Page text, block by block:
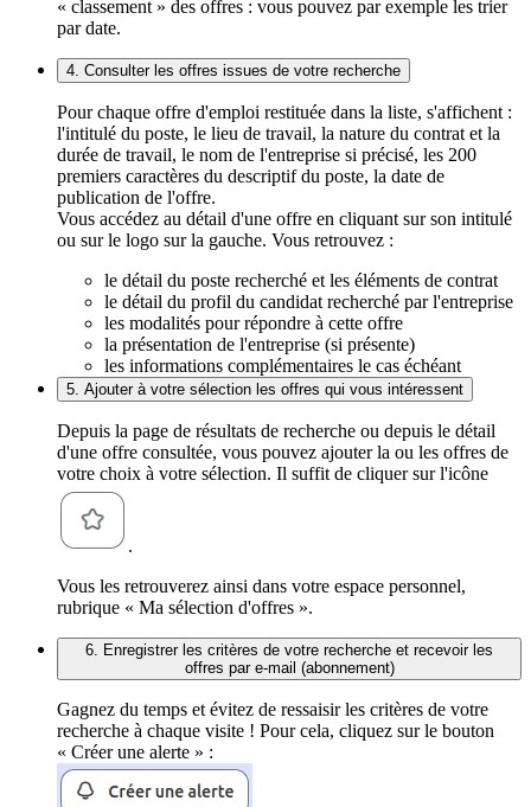
« classement » des offres : vous pouvez par exemple les trier
par date.
4. Consulter les offres issues de votre recherche
Pour chaque offre d'emploi restituée dans la liste, s'affichent :
l'intitulé du poste, le lieu de travail, la nature du contrat et la
durée de travail, le nom de l'entreprise si précisé, les 200
premiers caractères du descriptif du poste, la date de
publication de l'offre.
Vous accédez au détail d'une offre en cliquant sur son intitulé
ou sur le logo sur la gauche. Vous retrouvez :
le détail du poste recherché et les éléments de contrat
le détail du profil du candidat recherché par l'entreprise
les modalités pour répondre à cette offre
la présentation de l'entreprise (si présente)
les informations complémentaires le cas échéant
5. Ajouter à votre sélection les offres qui vous intéressent
Depuis la page de résultats de recherche ou depuis le détail
d'une offre consultée, vous pouvez ajouter la ou les offres de
votre choix à votre sélection. Il suffit de cliquer sur l'icône
.
Vous les retrouverez ainsi dans votre espace personnel,
rubrique « Ma sélection d'offres ».
6. Enregistrer les critères de votre recherche et recevoir les
offres par e-mail (abonnement)
Gagnez du temps et évitez de ressaisir les critères de votre
recherche à chaque visite ! Pour cela, cliquez sur le bouton
« Créer une alerte » :